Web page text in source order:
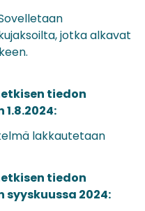
jotka alkavat
tiedon
lakkautetaan
tiedon
2024: